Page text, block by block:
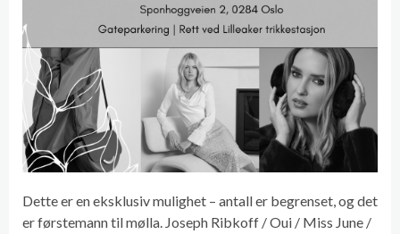
Dette er en eksklusiv mulighet – antall er begrenset, og det
er førstemann til mølla. Joseph Ribkoff / Oui / Miss June /